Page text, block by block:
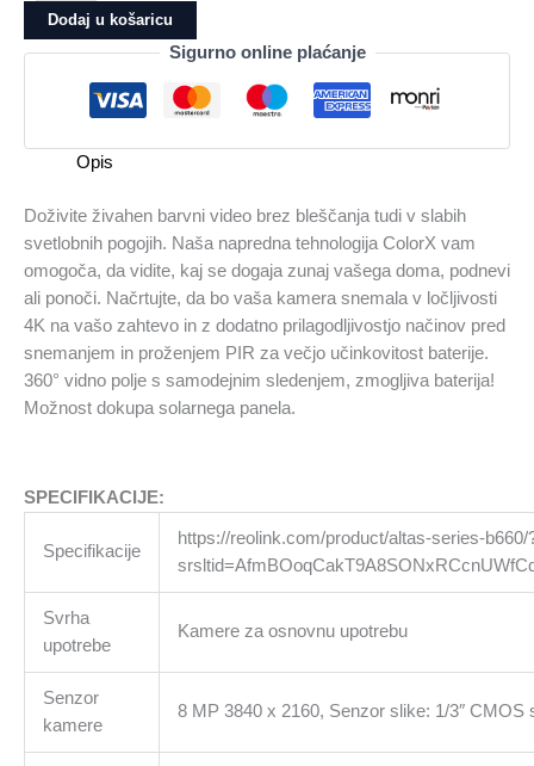
Kamera
Altas
4K
ColorX,
količina
Dodaj u košaricu
Sigurno online plaćanje
Opis
Doživite živahen barvni video brez bleščanja tudi v slabih
svetlobnih pogojih. Naša napredna tehnologija ColorX vam
omogoča, da vidite, kaj se dogaja zunaj vašega doma, podnevi
ali ponoči. Načrtujte, da bo vaša kamera snemala v ločljivosti
4K na vašo zahtevo in z dodatno prilagodljivostjo načinov pred
snemanjem in proženjem PIR za večjo učinkovitost baterije.
360° vidno polje s samodejnim sledenjem, zmogljiva baterija!
Možnost dokupa solarnega panela.
SPECIFIKACIJE:
Specifikacije
https://reolink.com/product/altas-series-b660/
Svrha
upotrebe
Kamere za osnovnu upotrebu
Senzor
kamere
8 MP 3840 x 2160, Senzor slike: 1/3″ CMOS